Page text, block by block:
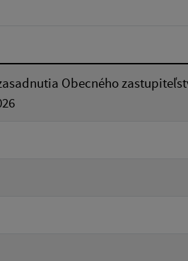
Obecného